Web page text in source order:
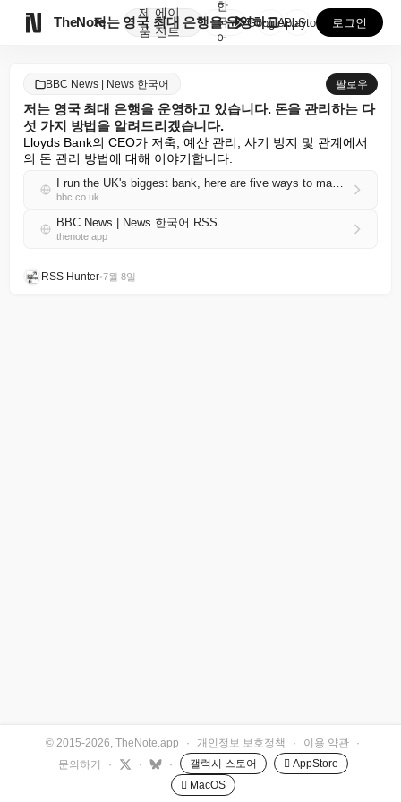
TheNote
제
품
에이
전트
저는 영국 최대 은행을 운영하고 있습니다. 돈을 관리하...
한
국
어
GooglePlay
AppStore 로그인
BBC News | News 한국어 팔로우
저는 영국 최대 은행을 운영하고 있습니다. 돈을 관리하는 다
섯 가지 방법을 알려드리겠습니다.
Lloyds Bank의 CEO가 저축, 예산 관리, 사기 방지 및 관계에서
의 돈 관리 방법에 대해 이야기합니다.
I run the UK's biggest bank, here are five ways to manage your money
bbc.co.uk
BBC News | News 한국어 RSS
thenote.app
RSS Hunter•7월 8일
© 2015-2026, TheNote.app · 개인정보 보호정책 · 이용 약관
·
문의하기
· · · 갤럭시 스토어
 AppStore
 MacOS